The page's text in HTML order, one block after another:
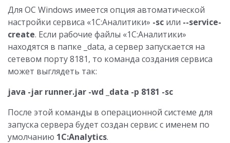
Для ОС Windows имеется опция автоматической
настройки сервиса «1С:Аналитики» -sc или --service-
create. Если рабочие файлы «1С:Аналитики»
находятся в папке _data, а сервер запускается на
сетевом порту 8181, то команда создания сервиса
может выглядеть так:
java -jar runner.jar -wd _data -p 8181 -sc
После этой команды в операционной системе для
запуска сервера будет создан сервис с именем по
умолчанию 1C:Analytics.